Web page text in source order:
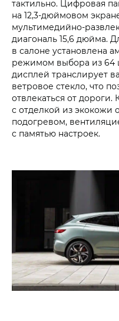
тактильно. Цифровая
на 12,3-дюймовом
мультимедийно-
диагональ 15,6 дюйма.
в салоне установлена
режимом выбора из 64
дисплей транслирует
ветровое стекло, что
отвлекаться от
с отделкой из
подогревом,
с памятью настроек.